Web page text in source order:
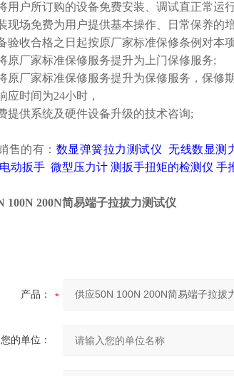
用户所订购的设备免费安装、调试直正常运
现场免费为用户提供基本操作、日常保养的
验收合格之日起按原厂家标准保修条例对本
原厂家标准保修服务提升为上门保修服务;
原厂家标准保修服务提升为保修服务，保修
应时间为24小时，
提供系统及硬件设备升级的技术咨询;
售的有： 数显弹簧拉力测试仪 无线数显测
动扳手 微型压力计 测扳手扭矩的检测仪 手
100N 200N简易端子拉拔力测试仪
产品：
您的单位：